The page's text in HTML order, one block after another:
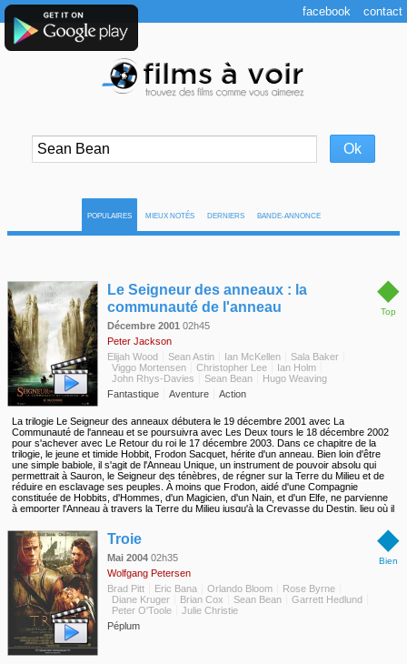
POPULAIRES MIEUX NOTÉS DERNIERS BANDE-ANNONCE
◆
Top
Le Seigneur des anneaux : la
communauté de l'anneau
Décembre 2001 02h45
Peter Jackson
Elijah Wood
Sean Astin Ian McKellen
Sala Baker
Viggo Mortensen
Christopher Lee
Ian Holm
John Rhys-Davies
Sean Bean
Hugo Weaving
Fantastique
Aventure Action
La trilogie Le Seigneur des anneaux débutera le 19 décembre 2001 avec La
Communauté de l'anneau et se poursuivra avec Les Deux tours le 18 décembre 2002
pour s'achever avec Le Retour du roi le 17 décembre 2003. Dans ce chapitre de la
trilogie, le jeune et timide Hobbit, Frodon Sacquet, hérite d'un anneau. Bien loin d'être
une simple babiole, il s'agit de l'Anneau Unique, un instrument de pouvoir absolu qui
permettrait à Sauron, le Seigneur des ténèbres, de régner sur la Terre du Milieu et de
réduire en esclavage ses peuples. À moins que Frodon, aidé d'une Compagnie
constituée de Hobbits, d'Hommes, d'un Magicien, d'un Nain, et d'un Elfe, ne parvienne
à emporter l'Anneau à travers la Terre du Milieu jusqu'à la Crevasse du Destin, lieu où il
Mordor, les terres du Seigneur des ténèbres, où est rassemblée son armée d'Orques
maléfiques... La Compagnie doit non seulement combattre les forces extérieures du
mal mais aussi les dissensions internes et l'influence corruptrice qu'exerce l'Anneau lui-
même. L'issue de l'histoire à venir est intimement liée au sort de la Compagnie.
◆
Bien
Troie
Mai 2004 02h35
Wolfgang Petersen
Brad Pitt
Eric Bana Orlando Bloom
Rose Byrne
Diane Kruger
Brian Cox Sean Bean
Garrett Hedlund
Peter O'Toole
Julie Christie
Péplum
facebook contact